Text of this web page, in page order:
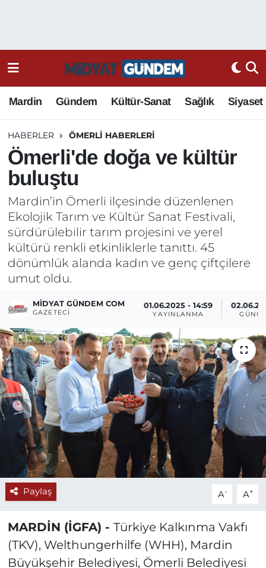
Mardin Gündem Kültür-Sanat Sağlık Siyaset
HABERLER ÖMERLI HABERLERI
Ömerli'de doğa ve kültür
buluştu
Mardin’in Ömerli ilçesinde düzenlenen
Ekolojik Tarım ve Kültür Sanat Festivali,
sürdürülebilir tarım projesini ve yerel
kültürü renkli etkinliklerle tanıttı. 45
dönümlük alanda kadın ve genç çiftçilere
umut oldu.
MIDYAT GÜNDEM COM
GAZETECI
01.06.2025 - 14:59
YAYINLANMA
Paylaş A- A+
MARDİN (İGFA) - Türkiye Kalkınma Vakfı
(TKV), Welthungerhilfe (WHH), Mardin
Büyükşehir Belediyesi, Ömerli Belediyesi